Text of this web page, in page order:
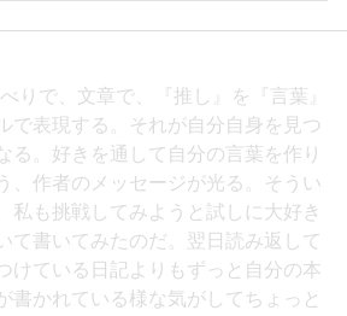
りで、文章で、『推し』を『言葉』
で表現する。それが自分自身を見つ
る。好きを通して自分の言葉を作り
、作者のメッセージが光る。そうい
私も挑戦してみようと試しに大好き
て書いてみたのだ。翌日読み返して
けている日記よりもずっと自分の本
書かれている様な気がしてちょっと